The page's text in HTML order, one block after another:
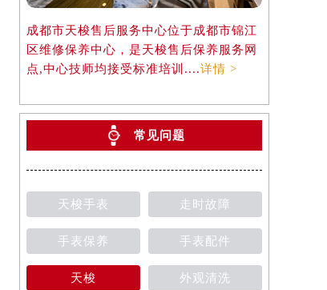
成都市天梭售后服务中心位于成都市锦江
区维修保养中心，是天梭售后保养服务网
点,中心技师均接受标准培训....详情 >
常见问题
天梭手表 走时故障
手表保养 手表配件
天梭 外观清洗